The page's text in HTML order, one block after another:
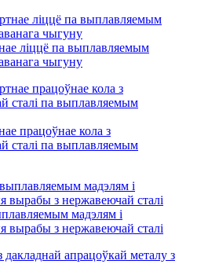
ліццё па выплавляемым
чыгуну
працоўнае кола з
сталі па выплавляемым
мадэлям і
вырабы з нержавеючай сталі